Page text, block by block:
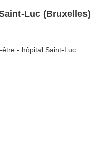
Luc (Bruxelles)